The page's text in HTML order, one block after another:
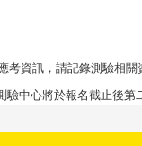
考資訊，請記錄測驗相
驗中心將於報名截止後